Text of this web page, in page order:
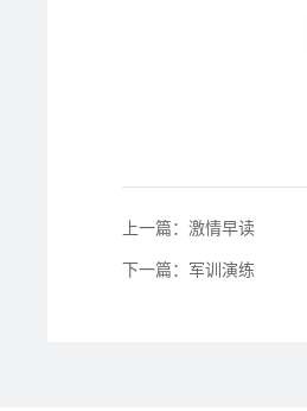
上一篇：激情早读
下一篇：军训演练